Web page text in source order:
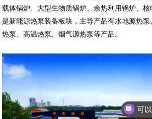
载体锅炉、大型生物质锅炉、余热利用锅炉、
是新能源热泵装备板块，主导产品有水地源热
热泵、高温热泵、烟气源热泵等产品。